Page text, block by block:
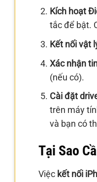
Kích hoạt
tắc để bật.
Kết nối vật
Xác nhận
(nếu có).
Cài đặt
trên máy
và bạn có
Tại Sao
Việc kết nối